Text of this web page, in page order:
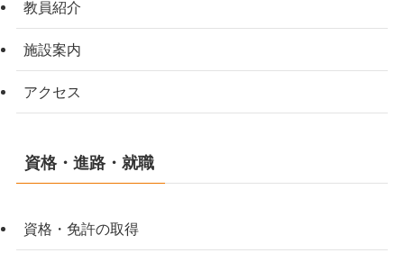
教員紹介
施設案内
アクセス
資格・進路・就職
資格・免許の取得